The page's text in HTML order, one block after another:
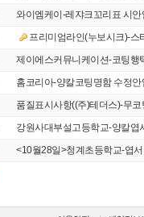
와이엠케이-레쟈크꼬리표 시
프리미엄라인(누보시크)-스
제이에스커뮤니케이션-코팅행
홈코리아-양칼코팅명함 수정안
품질표시사항((주)테더스)-무
강원사대부설고등학교-양칼엽
<10월28일>청계초등학교-엽